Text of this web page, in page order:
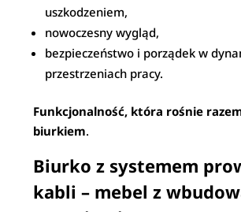
uszkodzeniem,
nowoczesny wygląd,
bezpieczeństwo i porządek w
przestrzeniach pracy.
Funkcjonalność, która rośnie
biurkiem.
Biurko z systemem
kabli – mebel z